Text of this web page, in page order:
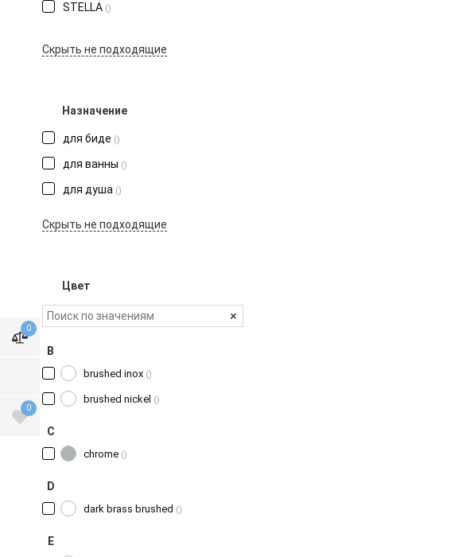
0
0
STELLA ()
Назначение
для биде ()
для ванны ()
для душа ()
Цвет
+
B
brushed inox ()
brushed nickel ()
C
chrome ()
D
dark brass brushed ()
E